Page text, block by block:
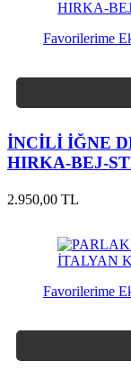
Favorilerime
İNCİLİ İĞNE
HIRKA-BEJ-
2.950,00 TL
Favorilerime